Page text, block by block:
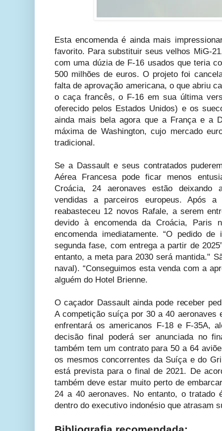
Esta encomenda é ainda mais
favorito. Para substituir seus velhos MiG-
com uma dúzia de F-16 usados ​​que teria
500 milhões de euros. O projeto foi
falta de aprovação americana, o que abriu
o caça francês, o F-16 em sua última
oferecido pelos Estados Unidos) e os
ainda mais bela agora que a França e a
máxima de Washington, cujo mercado
tradicional.
Se a Dassault e seus contratados
Aérea Francesa pode ficar menos
Croácia, 24 aeronaves estão deixando
vendidas a parceiros europeus. Após a
reabasteceu 12 novos Rafale, a serem
devido à encomenda da Croácia, Paris
encomenda imediatamente. “O pedido
segunda fase, com entrega a partir de
entanto, a meta para 2030 será mantida."
naval). “Conseguimos esta venda com a
alguém do Hotel Brienne.
O caçador Dassault ainda pode receber
A competição suíça por 30 a 40 aeronaves
enfrentará os americanos F-18 e F-35A,
decisão final poderá ser anunciada no
também tem um contrato para 50 a 64
os mesmos concorrentes da Suíça e do
está prevista para o final de 2021. De
também deve estar muito perto de
24 a 40 aeronaves. No entanto, o tratado
dentro do executivo indonésio que atrasam